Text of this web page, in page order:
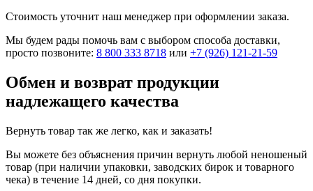
Стоимость уточнит наш менеджер при оформлении заказа.
Мы будем рады помочь вам с выбором способа доставки,
просто позвоните: 8 800 333 8718 или +7 (926) 121-21-59
Обмен и возврат продукции
надлежащего качества
Вернуть товар так же легко, как и заказать!
Вы можете без объяснения причин вернуть любой неношеный
товар (при наличии упаковки, заводских бирок и товарного
чека) в течение 14 дней, со дня покупки.